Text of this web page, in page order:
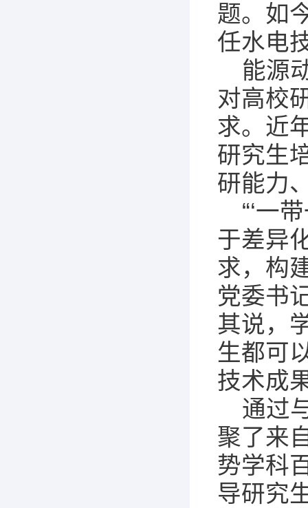
题。如
任水电
能源
对高校
求。近
研究生
研能力
“‘一
于差异
求，构
党委书
其说，
生都可
技术成
通过
聚了来
势学科
导研究